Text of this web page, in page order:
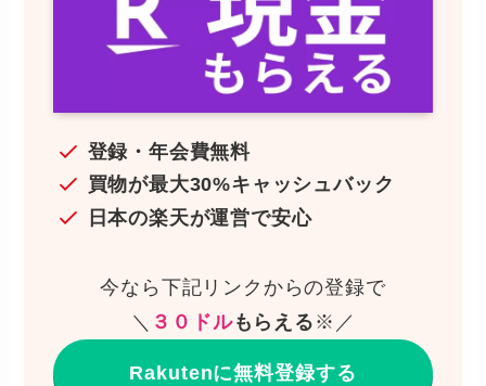
登録・年会費無料
買物が最大30%キャッシュバック
日本の楽天が運営で安心
今なら下記リンクからの登録で
＼ ３０ドルもらえる ※／
Rakutenに無料登録する